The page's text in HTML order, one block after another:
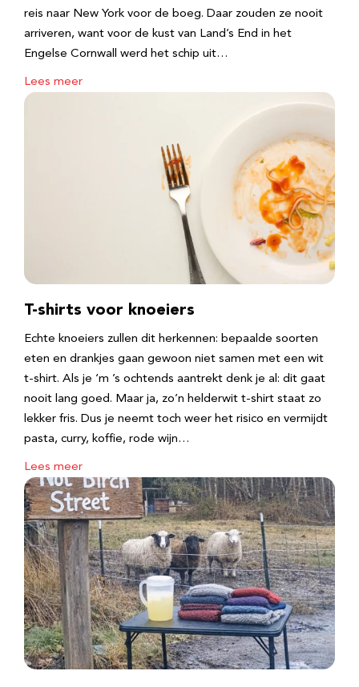
reis naar New York voor de boeg. Daar zouden ze nooit
arriveren, want voor de kust van Land’s End in het
Engelse Cornwall werd het schip uit…
Lees meer
T-shirts voor knoeiers
Echte knoeiers zullen dit herkennen: bepaalde soorten
eten en drankjes gaan gewoon niet samen met een wit
t-shirt. Als je ‘m ’s ochtends aantrekt denk je al: dit gaat
nooit lang goed. Maar ja, zo’n helderwit t-shirt staat zo
lekker fris. Dus je neemt toch weer het risico en vermijdt
pasta, curry, koffie, rode wijn…
Lees meer